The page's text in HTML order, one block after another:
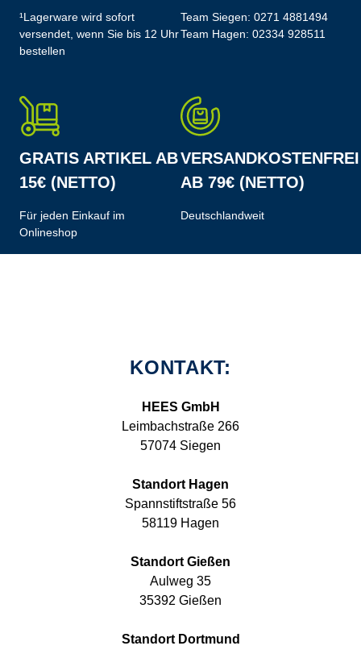
¹Lagerware wird sofort
versendet, wenn Sie bis 12 Uhr
bestellen
Team Siegen: 0271 4881494
Team Hagen: 02334 928511
GRATIS ARTIKEL AB
15€ (NETTO)
Für jeden Einkauf im
Onlineshop
VERSANDKOSTENFREI
AB 79€ (NETTO)
Deutschlandweit
KONTAKT:
HEES GmbH
Leimbachstraße 266
57074 Siegen
Standort Hagen
Spannstiftstraße 56
58119 Hagen
Standort Gießen
Aulweg 35
35392 Gießen
Standort Dortmund